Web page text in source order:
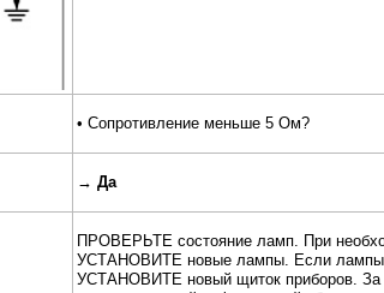
• Сопротивление меньше 5 Ом?
→ Да
ПРОВЕРЬТЕ состояние ламп. При
УСТАНОВИТЕ новые лампы. Если лампы
УСТАНОВИТЕ новый щиток приборов. За